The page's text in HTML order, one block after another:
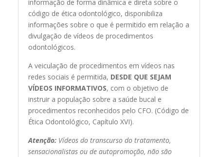
informação de forma dinâmica e direta sobre o
código de ética odontológico, disponibiliza
informações sobre o que é permitido em relação a
divulgação de vídeos de procedimentos
odontológicos.
A veiculação de procedimentos em vídeos nas
redes sociais é permitida, DESDE QUE SEJAM
VÍDEOS INFORMATIVOS, com o objetivo de
instruir a população sobre a saúde bucal e
procedimentos reconhecidos pelo CFO. (Código de
Ética Odontológico, Capítulo XVI).
Atenção: Vídeos do transcurso do tratamento,
sensacionalistas ou de autopromoção, não são